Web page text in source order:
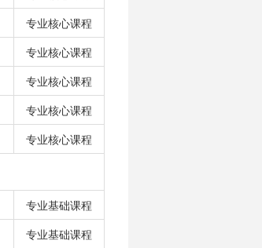
专业核心课程
专业核心课程
专业核心课程
专业核心课程
专业核心课程
专业基础课程
专业基础课程